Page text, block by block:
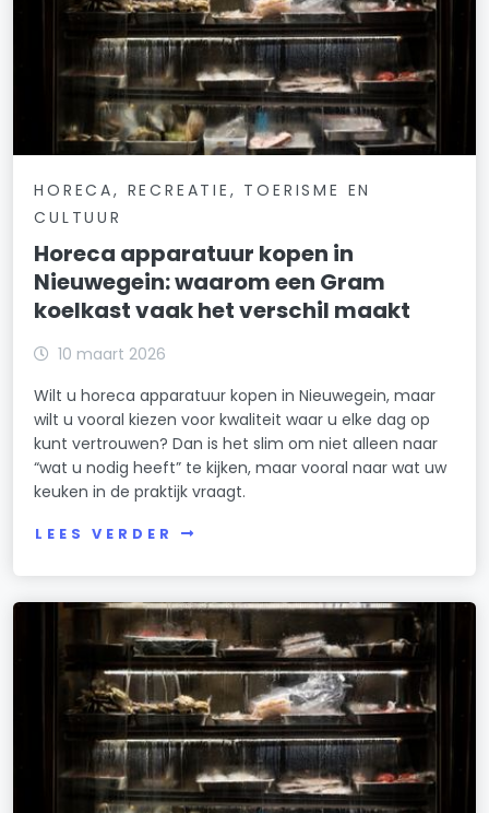
HORECA, RECREATIE, TOERISME EN
CULTUUR
Horeca apparatuur kopen in
Nieuwegein: waarom een Gram
koelkast vaak het verschil maakt
10 maart 2026
Wilt u horeca apparatuur kopen in Nieuwegein, maar
wilt u vooral kiezen voor kwaliteit waar u elke dag op
kunt vertrouwen? Dan is het slim om niet alleen naar
“wat u nodig heeft” te kijken, maar vooral naar wat uw
keuken in de praktijk vraagt.
LEES VERDER